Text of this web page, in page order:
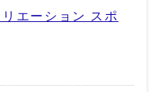
エーション スポ